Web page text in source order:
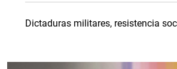
Dictaduras militares, resistencia